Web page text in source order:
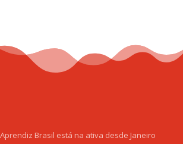
Brasil está na ativa desde Janeiro